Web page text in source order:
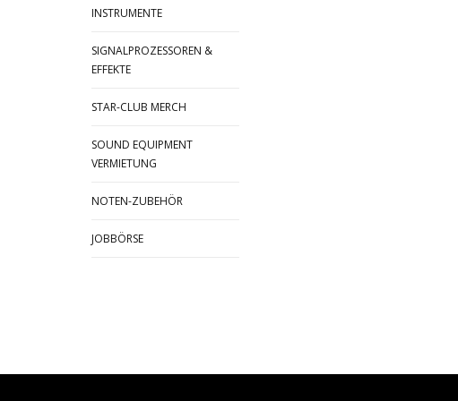
INSTRUMENTE
SIGNALPROZESSOREN &
EFFEKTE
STAR-CLUB MERCH
SOUND EQUIPMENT
VERMIETUNG
NOTEN-ZUBEHÖR
JOBBÖRSE